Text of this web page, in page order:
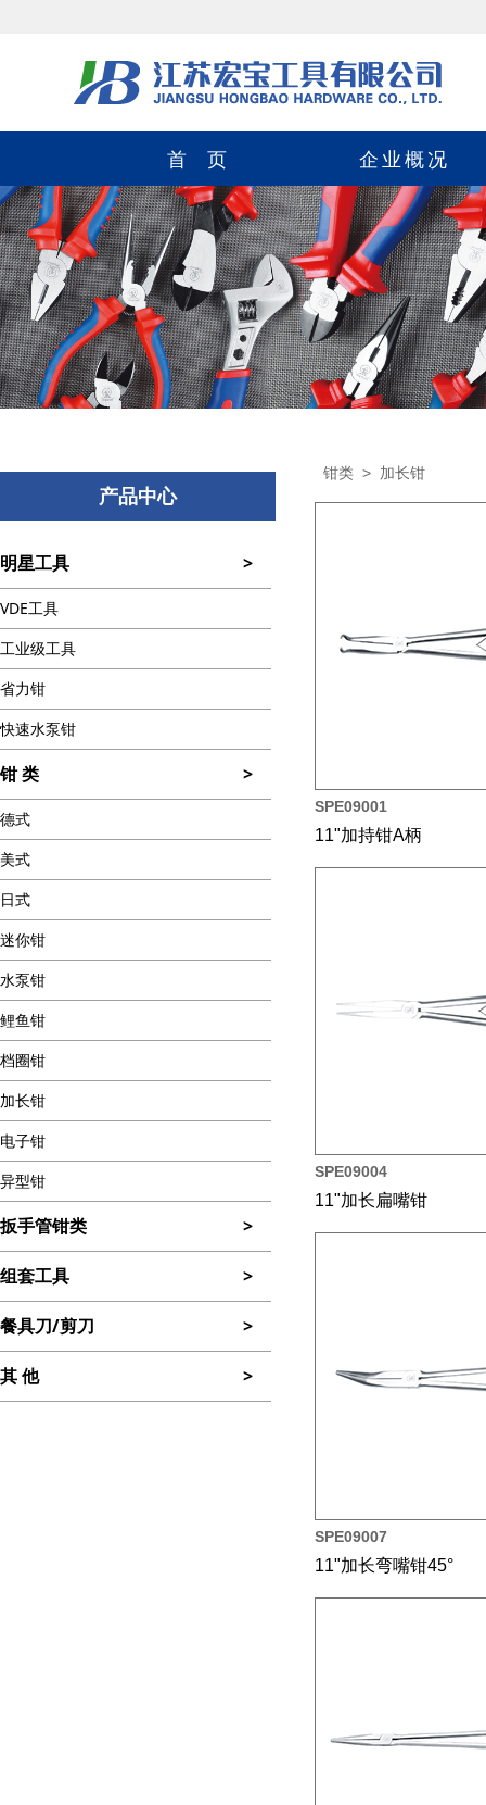
首 页 企业概况
产品中心
明星工具 >
VDE工具
工业级工具
省力钳
快速水泵钳
钳 类 >
德式
美式
日式
迷你钳
水泵钳
鲤鱼钳
档圈钳
加长钳
电子钳
异型钳
扳手管钳类 >
组套工具 >
餐具刀/剪刀 >
其 他 >
钳类 > 加长钳
SPE09001
11"加持钳A柄
SPE09004
11"加长扁嘴钳
SPE09007
11"加长弯嘴钳45°